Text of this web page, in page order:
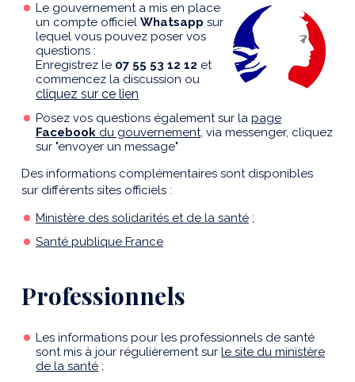
Le gouvernement a mis en place
un compte officiel Whatsapp sur
lequel vous pouvez poser vos
questions :
Enregistrez le 07 55 53 12 12 et
commencez la discussion ou
cliquez sur ce lien
Posez vos questions également sur la page
Facebook du gouvernement, via messenger, cliquez
sur "envoyer un message"
Des informations complémentaires sont disponibles
sur différents sites officiels :
Ministère des solidarités et de la santé ;
Santé publique France
Professionnels
Les informations pour les professionnels de santé
sont mis à jour régulièrement sur le site du ministère
de la santé ;